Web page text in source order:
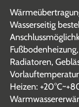
Wasserseitig
Radiatoren,
Heizen: